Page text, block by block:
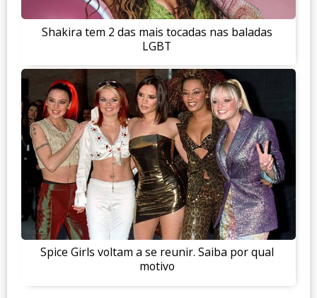
Shakira tem 2 das mais tocadas nas baladas
LGBT
Spice Girls voltam a se reunir. Saiba por qual
motivo